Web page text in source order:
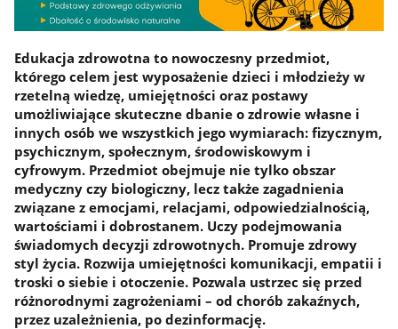
Edukacja zdrowotna to nowoczesny przedmiot,
którego celem jest wyposażenie dzieci i młodzieży w
rzetelną wiedzę, umiejętności oraz postawy
umożliwiające skuteczne dbanie o zdrowie własne i
innych osób we wszystkich jego wymiarach: fizycznym,
psychicznym, społecznym, środowiskowym i
cyfrowym. Przedmiot obejmuje nie tylko obszar
medyczny czy biologiczny, lecz także zagadnienia
związane z emocjami, relacjami, odpowiedzialnością,
wartościami i dobrostanem. Uczy podejmowania
świadomych decyzji zdrowotnych. Promuje zdrowy
styl życia. Rozwija umiejętności komunikacji, empatii i
troski o siebie i otoczenie. Pozwala ustrzec się przed
różnorodnymi zagrożeniami – od chorób zakaźnych,
przez uzależnienia, po dezinformację.